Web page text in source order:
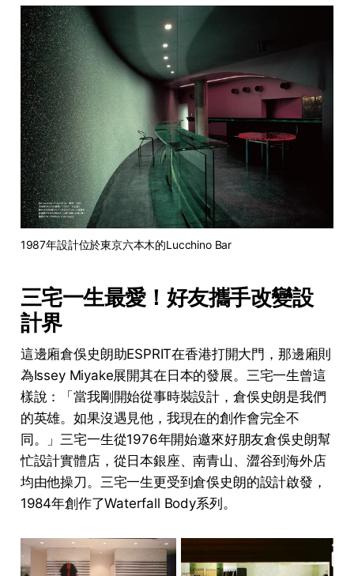
1987年設計位於東京六本木的Lucchino Bar
三宅一生最愛！好友攜手改變設
計界
這邊廂倉俁史朗助ESPRIT在香港打開大門，那邊廂則
為Issey Miyake展開其在日本的發展。三宅一生曾這
樣說：「當我剛開始從事時裝設計，倉俁史朗是我們
的英雄。如果沒遇見他，我現在的創作會完全不
同。」三宅一生從1976年開始邀來好朋友倉俁史朗幫
忙設計實體店，從日本銀座、南青山、澀谷到海外店
均由他操刀。三宅一生更受到倉俁史朗的設計啟發，
1984年創作了Waterfall Body系列。